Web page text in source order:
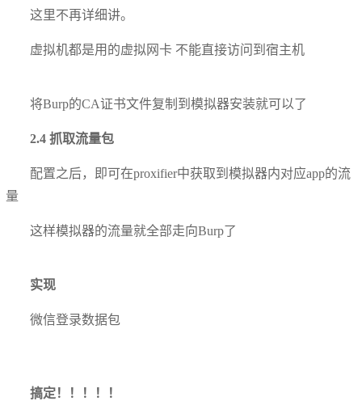
这里不再详细讲。
虚拟机都是用的虚拟网卡 不能直接访问到宿主机
将Burp的CA证书文件复制到模拟器安装就可以了
2.4 抓取流量包
配置之后，即可在proxifier中获取到模拟器内对应app的流
量
这样模拟器的流量就全部走向Burp了
实现
微信登录数据包
搞定！！！！！